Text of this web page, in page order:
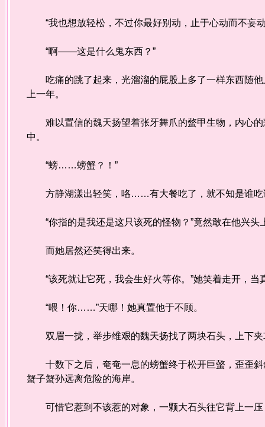
“我也想放轻松，不过你最好别动，止于心动而不
“啊——这是什么鬼东西？”
吃痛的跳了起来，光溜溜的屁股上多了一样东西随他
上一年。
难以置信的魏天扬望着张牙舞爪的螫甲生物，内心的
中。
“螃……螃蟹？！”
方静湖漾出轻笑，咯……有大餐吃了，就不知是谁吃
“你指的是我还是这只该死的怪物？”竟然敢在他兴
而她居然还笑得出来。
“该死就让它死，我会生好火等你。”她笑着走开，
“喂！你……”天哪！她真置他于不顾。
双眉一拢，举步维艰的魏天扬找了两块石头，上下
十数下之后，奄奄一息的螃蟹终于松开巨螫，歪歪斜
蟹子蟹孙远离危险的海岸。
可惜它惹到不该惹的对象，一颗大石头往它背上一